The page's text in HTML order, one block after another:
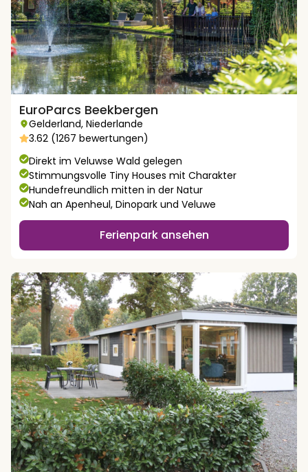
EuroParcs Beekbergen
Gelderland, Niederlande
3.62 (1267 bewertungen)
Direkt im Veluwse Wald gelegen
Stimmungsvolle Tiny Houses mit Charakter
Hundefreundlich mitten in der Natur
Nah an Apenheul, Dinopark und Veluwe
Ferienpark ansehen